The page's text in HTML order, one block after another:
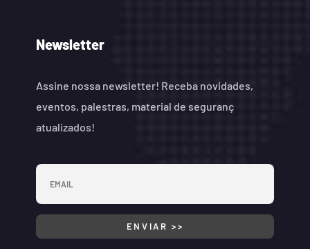
Newsletter
Assine nossa newsletter! Receba novidades,
eventos, palestras, material de seguranç
atualizados!